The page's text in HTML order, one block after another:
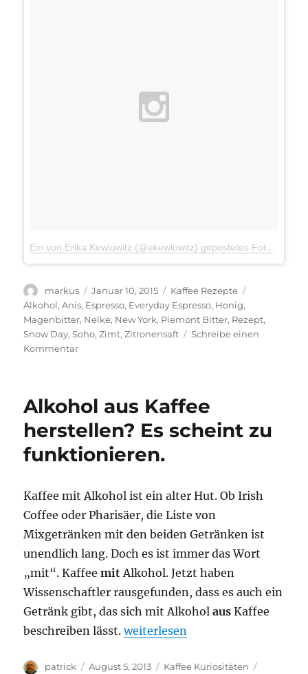
Ein von Erika Kewlowitz (@ekewlowitz) gepostetes Fotoam
Autor
markus
Veröffentlicht
am
Januar 10, 2015 Kategorien
Kaffee Rezepte
Alkohol,Anis, Espresso, Everyday Espresso, Honig,
Magenbitter, Nelke, New York, Piemont Bitter, Rezept,
Snow Day,Soho,Zimt,Zitronensaft
Schreibe einen
Kommentarzu
Tage:
Der
Snow
Day
[mit
Alkohol aus Kaffee
herstellen? Es scheint zu
funktionieren.
Kaffee mit Alkohol ist ein alter Hut. Ob Irish
Coffee oder Pharisäer, die Liste von
Mixgetränken mit den beiden Getränken ist
unendlich lang. Doch es ist immer das Wort
„mit“. KaffeemitAlkohol. Jetzt haben
Wissenschaftler rausgefunden, dass es auch ein
Getränk gibt, das sich mit Alkoholaus Kaffee
beschreiben lässt.„Alkohol aus Kaffee herstellen?
weiterlesen
Autor
patrick
Veröffentlicht
August 5, 2013 Kategorien
Kaffee Kuriositäten